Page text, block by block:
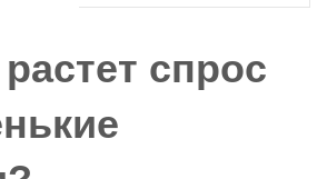
спрос